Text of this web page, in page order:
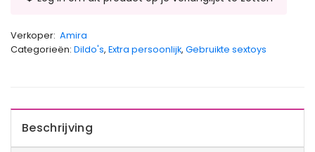
Verkoper: Amira
Categorieën: Dildo's, Extra persoonlijk, Gebruikte sextoys
Beschrijving